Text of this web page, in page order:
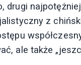
drugi
z
ale także